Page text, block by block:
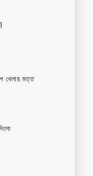
খেলায় মত্ত